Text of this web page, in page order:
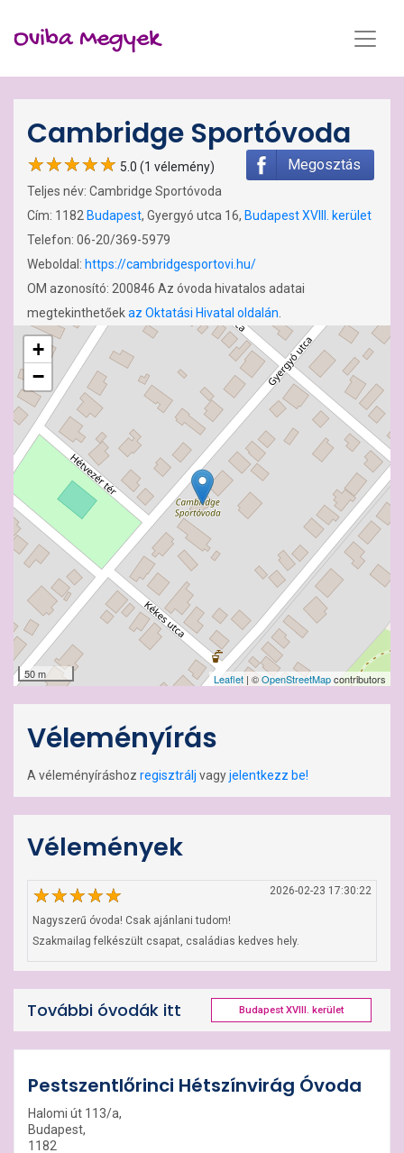
Oviba Megyek
Cambridge Sportóvoda
Megosztás
5.0 (1 vélemény)
Teljes név: Cambridge Sportóvoda
Cím: 1182 Budapest, Gyergyó utca 16, Budapest XVIII. kerület
Telefon: 06-20/369-5979
Weboldal: https://cambridgesportovi.hu/
OM azonosító: 200846 Az óvoda hivatalos adatai
megtekinthetőekaz Oktatási Hivatal oldalán
+
−
50 m Leaflet | ©OpenStreetMapcontributors
Véleményírás
A véleményíráshoz regisztrálj vagyjelentkezz be!
Vélemények
2026-02-23 17:30:22
Nagyszerű óvoda! Csak ajánlani tudom!
Szakmailag felkészült csapat, családias kedves hely.
További óvodák itt Budapest XVIII. kerület
Pestszentlőrinci Hétszínvirág Óvoda
Halomi út 113/a,
Budapest,
1182